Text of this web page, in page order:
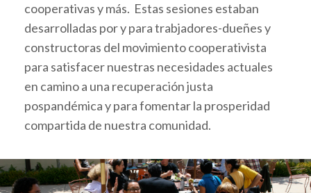
cooperativas y más. Estas sesiones estaban
desarrolladas por y para trabjadores-dueñes y
constructoras del movimiento cooperativista
para satisfacer nuestras necesidades actuales
en camino a una recuperación justa
pospandémica y para fomentar la prosperidad
compartida de nuestra comunidad.